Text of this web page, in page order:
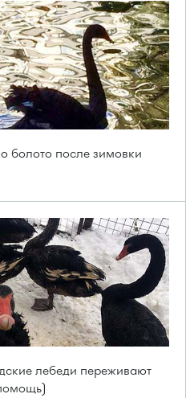
болото после зимовки
лебеди переживают